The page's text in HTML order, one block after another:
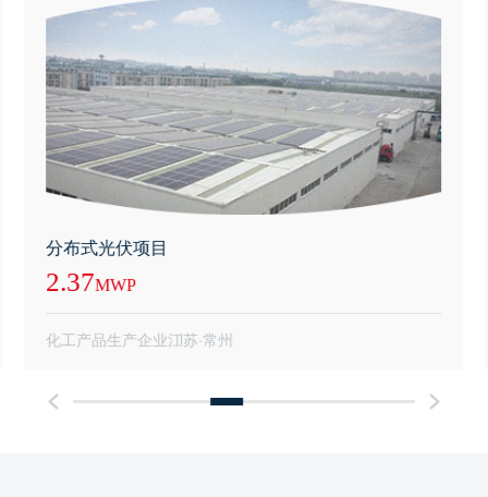
分布式光伏项目
2.37MWP
化工产品生产企业江苏·常州